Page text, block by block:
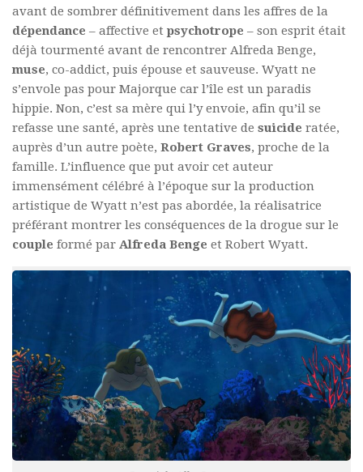
avant de sombrer définitivement dans les affres de la
dépendance – affective et psychotrope – son esprit était
déjà tourmenté avant de rencontrer Alfreda Benge,
muse, co-addict, puis épouse et sauveuse. Wyatt ne
s’envole pas pour Majorque car l’île est un paradis
hippie. Non, c’est sa mère qui l’y envoie, afin qu’il se
refasse une santé, après une tentative de suicide ratée,
auprès d’un autre poète, Robert Graves, proche de la
famille. L’influence que put avoir cet auteur
immensément célébré à l’époque sur la production
artistique de Wyatt n’est pas abordée, la réalisatrice
préférant montrer les conséquences de la drogue sur le
couple formé par Alfreda Benge et Robert Wyatt.